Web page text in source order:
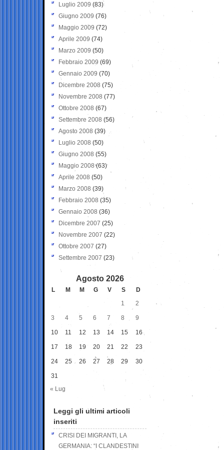
Luglio 2009 (83)
Giugno 2009 (76)
Maggio 2009 (72)
Aprile 2009 (74)
Marzo 2009 (50)
Febbraio 2009 (69)
Gennaio 2009 (70)
Dicembre 2008 (75)
Novembre 2008 (77)
Ottobre 2008 (67)
Settembre 2008 (56)
Agosto 2008 (39)
Luglio 2008 (50)
Giugno 2008 (55)
Maggio 2008(63)
Aprile 2008 (50)
Marzo 2008 (39)
Febbraio 2008 (35)
Gennaio 2008 (36)
Dicembre 2007 (25)
Novembre 2007 (22)
Ottobre 2007 (27)
Settembre 2007 (23)
Agosto 2026
L M M G V S
D
1
2
3 4 5 6 7 8 9
10 11 12 13 14 15 16
17 18 19 20 21 22 23
24 25 26 27 28 29 30
31
« Lug
Leggi gli ultimi articoli
inseriti
CRISI DEI MIGRANTI, LA
GERMANIA: “I CLANDESTINI